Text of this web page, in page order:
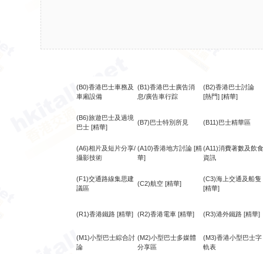
(B0)香港巴士車務及
車廂設備
(B1)香港巴士廣告消
息/廣告車行踪
(B2)香港巴士討論
[熱門] [精華]
(B6)旅遊巴士及過境
巴士 [精華]
(B7)巴士特別所見 (B11)巴士精華區
(A6)相片及短片分享/
攝影技術
(A10)香港地方討論 [精
華]
(A11)消費著數及飲食
資訊
(F1)交通路線集思建
議區
(C2)航空 [精華]
(C3)海上交通及船隻
[精華]
(R1)香港鐵路 [精華] (R2)香港電車 [精華] (R3)港外鐵路 [精華]
(M1)小型巴士綜合討
論
(M2)小型巴士多媒體
分享區
(M3)香港小型巴士字
軌表